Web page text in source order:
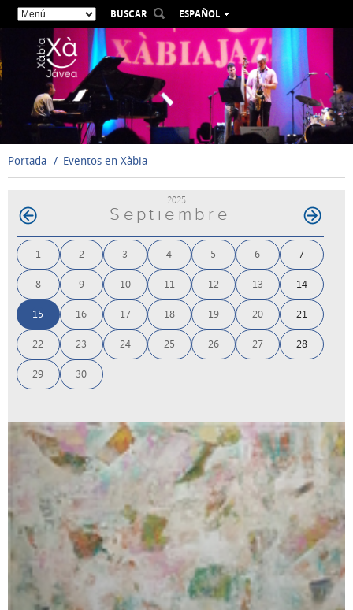
BUSCAR
ESPAÑOL
VALENCIÀ
ENGLISH
DEUTSCH
РУССКИЙ
Portada Eventos en Xàbia
2025
Septiembre
1 2 3 4 5 6 7
8 9 10 11 12 13 14
15 16 17 18 19 20 21
22 23 24 25 26 27 28
29 30